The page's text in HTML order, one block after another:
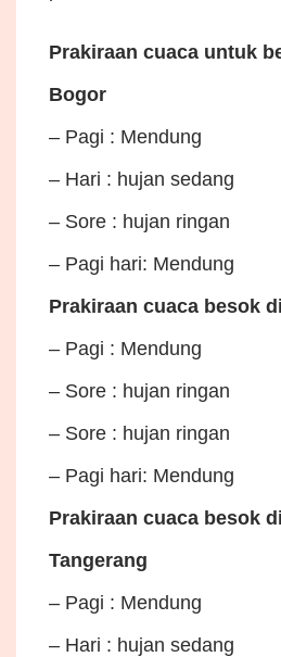
Prakiraan cuaca untuk
Bogor
– Pagi : Mendung
– Hari : hujan sedang
– Sore : hujan ringan
– Pagi hari: Mendung
Prakiraan cuaca besok
– Pagi : Mendung
– Sore : hujan ringan
– Sore : hujan ringan
– Pagi hari: Mendung
Prakiraan cuaca besok
Tangerang
– Pagi : Mendung
– Hari : hujan sedang